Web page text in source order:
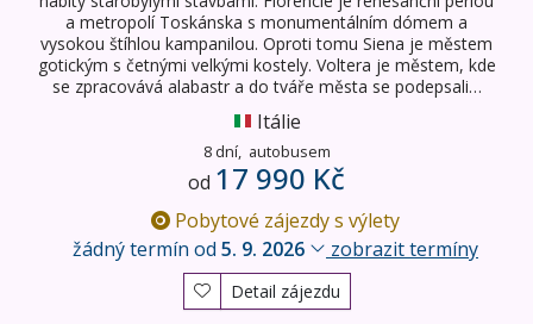
a metropolí Toskánska s monumentálním dómem a
vysokou štíhlou kampanilou. Oproti tomu Siena je městem
gotickým s četnými velkými kostely. Voltera je městem, kde
se zpracovává alabastr a do tváře města se podepsali…
Itálie
8 dní, autobusem
od 17 990 Kč
Pobytové zájezdy s výlety
žádný termín od 5. 9. 2026 zobrazit termíny
Detail zájezdu